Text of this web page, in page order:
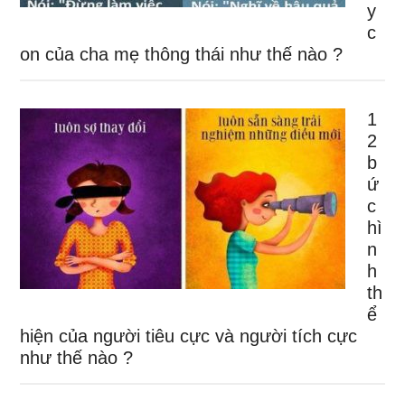
y
c
on của cha mẹ thông thái như thế nào ?
1
2
b
ứ
c
hì
n
h
th
ể
hiện của người tiêu cực và người tích cực
như thế nào ?